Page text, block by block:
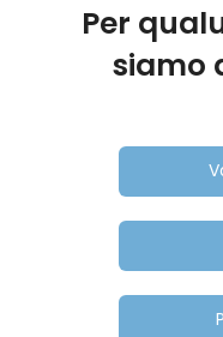
Per
siamo